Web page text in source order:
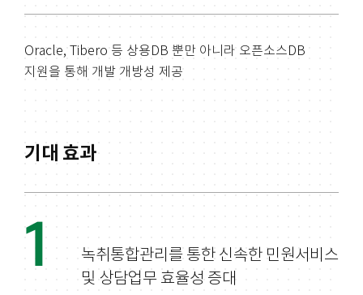
Oracle, Tibero 등 상용DB 뿐만 아니라 오픈소스DB
지원을 통해 개발 개방성 제공
기대 효과
1
녹취통합관리를 통한 신속한 민원서비스
및 상담업무 효율성 증대